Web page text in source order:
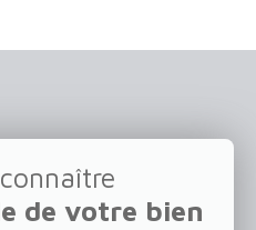
de votre bien